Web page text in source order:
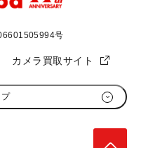
号
カメラ買取サイト